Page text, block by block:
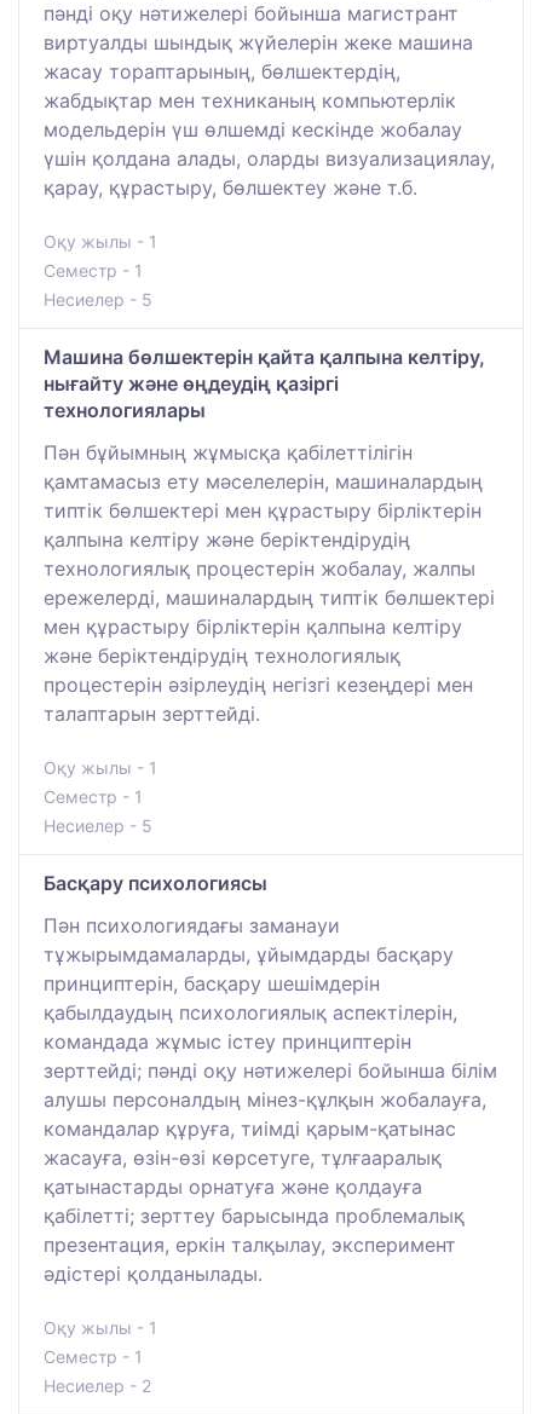
пәнді оқу нәтижелері бойынша магистрант
виртуалды шындық жүйелерін жеке машина
жасау тораптарының, бөлшектердің,
жабдықтар мен техниканың компьютерлік
модельдерін үш өлшемді кескінде жобалау
үшін қолдана алады, оларды визуализациялау,
қарау, құрастыру, бөлшектеу және т.б.
Оқу жылы - 1
Семестр - 1
Несиелер - 5
Машина бөлшектерін қайта қалпына келтіру,
нығайту және өңдеудің қазіргі
технологиялары
Пән бұйымның жұмысқа қабілеттілігін
қамтамасыз ету мәселелерін, машиналардың
типтік бөлшектері мен құрастыру бірліктерін
қалпына келтіру және беріктендірудің
технологиялық процестерін жобалау, жалпы
ережелерді, машиналардың типтік бөлшектері
мен құрастыру бірліктерін қалпына келтіру
және беріктендірудің технологиялық
процестерін әзірлеудің негізгі кезеңдері мен
талаптарын зерттейді.
Оқу жылы - 1
Семестр - 1
Несиелер - 5
Басқару психологиясы
Пән психологиядағы заманауи
тұжырымдамаларды, ұйымдарды басқару
принциптерін, басқару шешімдерін
қабылдаудың психологиялық аспектілерін,
командада жұмыс істеу принциптерін
зерттейді; пәнді оқу нәтижелері бойынша білім
алушы персоналдың мінез-құлқын жобалауға,
командалар құруға, тиімді қарым-қатынас
жасауға, өзін-өзі көрсетуге, тұлғааралық
қатынастарды орнатуға және қолдауға
қабілетті; зерттеу барысында проблемалық
презентация, еркін талқылау, эксперимент
әдістері қолданылады.
Оқу жылы - 1
Семестр - 1
Несиелер - 2